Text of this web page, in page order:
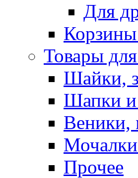
Для
Товары
Шайки,
Шапки и
Веники,
Прочее